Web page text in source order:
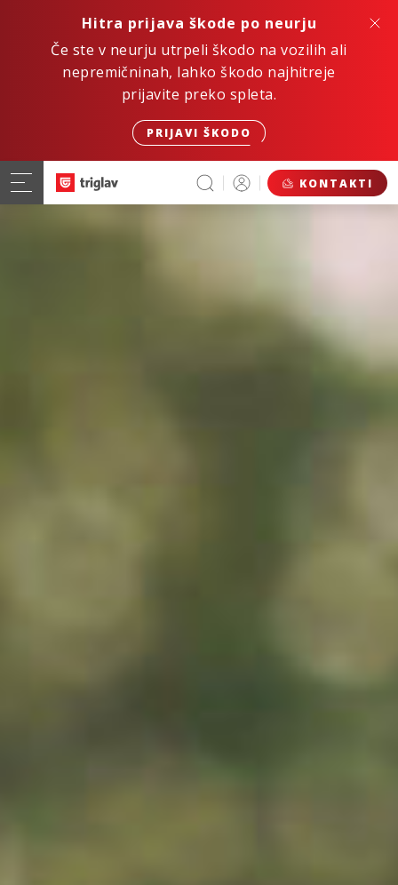
Hitra prijava škode po neurju
Če ste v neurju utrpeli škodo na vozilih ali
nepremičninah, lahko škodo najhitreje
prijavite preko spleta.
PRIJAVI ŠKODO
KONTAKTI